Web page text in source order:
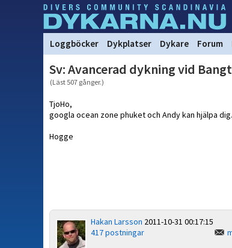
Loggböcker Dykplatser Dykare Forum
Sv: Avancerad dykning vid
(Läst 507 gånger.)
TjoHo,
googla ocean zone phuket och Andy kan hjälpa dig.
Hogge
Hakan Larsson 2011-10-31 00:17:15
417 postningar